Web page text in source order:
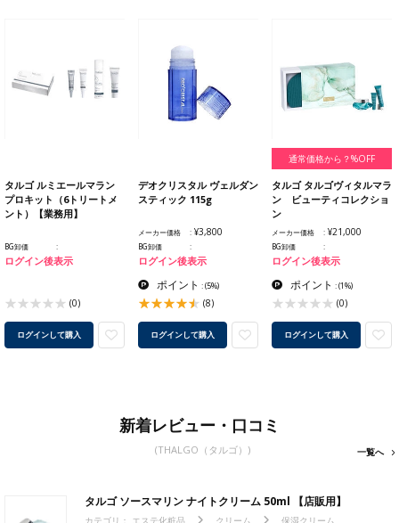
タルゴ ルミエールマラン
プロキット（6トリートメ
ント）【業務用】
BG卸価
ログイン後表示
(0)
ログインして購入
デオクリスタル ヴェルダン
スティック 115g
メーカー価格 ¥3,800
BG卸価
ログイン後表示
ポイント :(5%)
(8)
ログインして購入
通常価格から？%OFF
タルゴ タルゴヴィタルマラ
ン ビューティコレクショ
ン
メーカー価格 ¥21,000
BG卸価
ログイン後表示
ポイント :(1%)
(0)
ログインして購入
新着レビュー・口コミ
(THALGO（タルゴ）) 一覧へ
タルゴ ソースマリン ナイトクリーム 50ml 【店販用】
カテゴリ： エステ化粧品 クリーム
保湿クリーム